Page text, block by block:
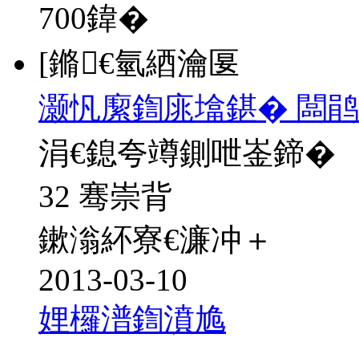
700鍏�
[鏅€氫綇瀹匽
灏忛緳鍧庣墖鍖� 闆
涓€鎴夸竴鍘呭崟鍗�
32 骞崇背
鏉滃紑寮€濂冲＋
2013-03-10
娌欏潽鍧濆尯